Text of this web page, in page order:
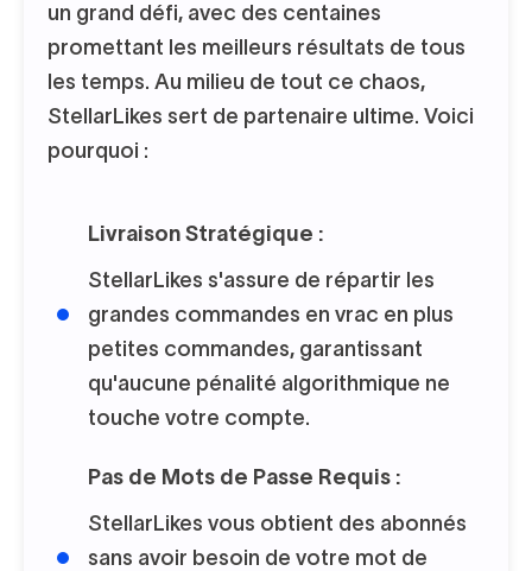
un grand défi, avec des centaines
promettant les meilleurs résultats de tous
les temps. Au milieu de tout ce chaos,
StellarLikes sert de partenaire ultime. Voici
pourquoi :
Livraison Stratégique :
StellarLikes s'assure de répartir les
grandes commandes en vrac en plus
petites commandes, garantissant
qu'aucune pénalité algorithmique ne
touche votre compte.
Pas de Mots de Passe Requis :
StellarLikes vous obtient des abonnés
sans avoir besoin de votre mot de